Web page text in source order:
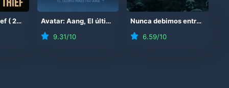
(2026 Avatar: Aang, El último Maestro Aire (2026)
9.31/10
Nunca debimos entrar
6.59/10